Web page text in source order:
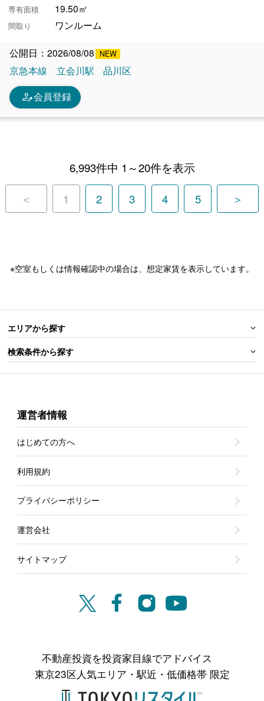
専有面積 19.50㎡
間取り ワンルーム
公開日：2026/08/08
京急本線
立会川駅 品川区
person_edit会員登録
6,993件中 1～20件を表示
＜ 1 2 3 4 5 ＞
※空室もしくは情報確認中の場合は、想定家賃を表示しています。
エリアから探す
検索条件から探す
運営者情報
はじめての方へ
利用規約
プライバシーポリシー
運営会社
サイトマップ
不動産投資を投資家目線でアドバイス
東京23区人気エリア・駅近・低価格帯 限定